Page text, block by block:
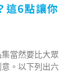
這6點讓你
當然要比大眾
。以下列出六